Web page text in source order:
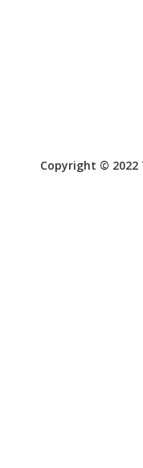
Copyright ©